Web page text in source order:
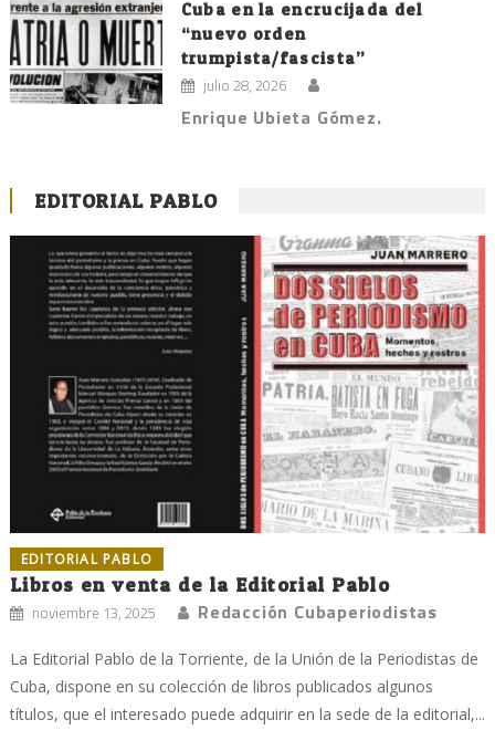
Cuba en la encrucijada del
“nuevo orden
trumpista/fascista”
julio 28, 2026
Enrique Ubieta Gómez.
EDITORIAL PABLO
EDITORIAL PABLO
Libros en venta de la Editorial Pablo
noviembre 13, 2025 Redacción Cubaperiodistas
La Editorial Pablo de la Torriente, de la Unión de la Periodistas de
Cuba, dispone en su colección de libros publicados algunos
títulos, que el interesado puede adquirir en la sede de la editorial,...